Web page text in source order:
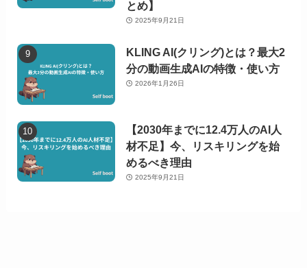
とめ】
2025年9月21日
KLING AI(クリング)とは？最大2
分の動画生成AIの特徴・使い方
2026年1月26日
【2030年までに12.4万人のAI人
材不足】今、リスキリングを始
めるべき理由
2025年9月21日